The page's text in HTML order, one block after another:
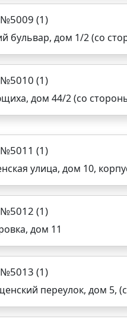
(1)
бульвар, дом 1/2 (со
(1)
дом 44/2 (со
(1)
улица, дом 10,
(1)
дом 11
(1)
переулок, дом 5,